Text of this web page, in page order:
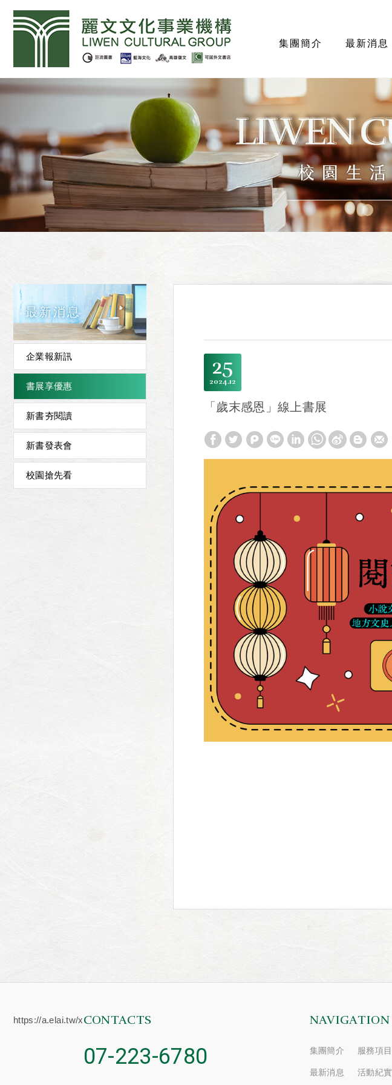
集團簡介 最新消息
最新消息
企業報新訊
書展享優惠
新書夯閱讀
新書發表會
校園搶先看
25
12
2024
「歲末感恩」線上書展
https://a.elai.tw/xCONTACTS
07-223-6780
NAVIGATION
集團簡介
最新消息
服務項目
活動紀實